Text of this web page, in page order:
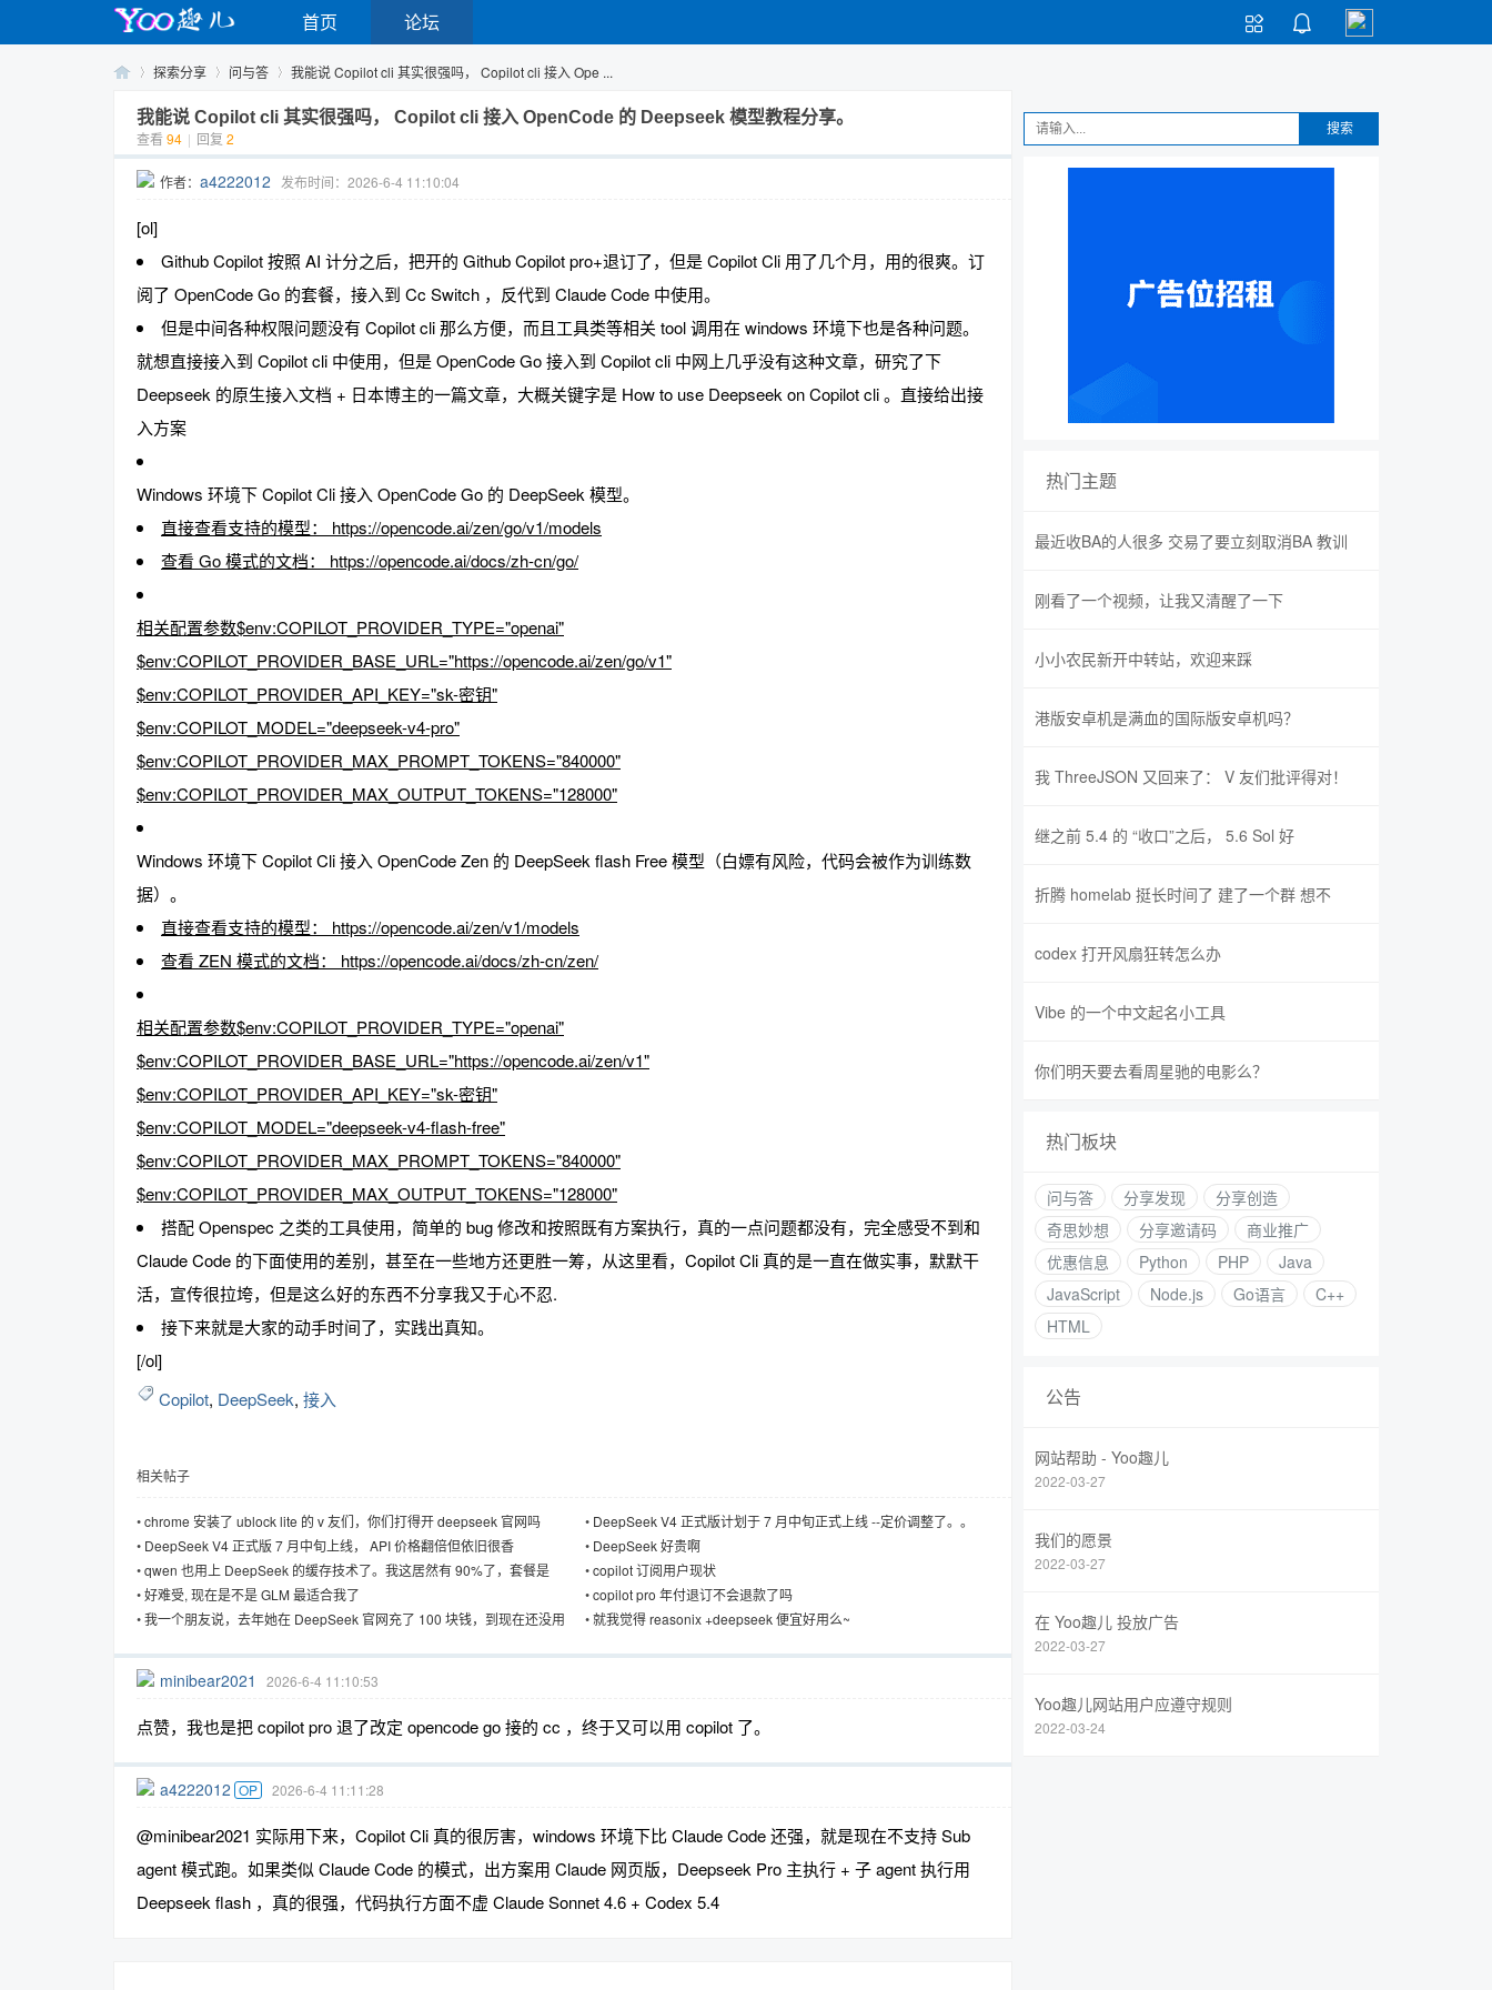


首页 论坛
探索分享 问与答 我能说 Copilot cli 其实很强吗， Copilot cli 接入 Ope ...
我能说 Copilot cli 其实很强吗， Copilot cli 接入 OpenCode 的 Deepseek 模型教程分享。
查看 94 | 回复 2
作者： a4222012 发布时间：2026-6-4 11:10:04
[ol]
Github Copilot 按照 AI 计分之后，把开的 Github Copilot pro+退订了，但是 Copilot Cli 用了几个月，用的很爽。订
阅了 OpenCode Go 的套餐，接入到 Cc Switch ，反代到 Claude Code 中使用。
但是中间各种权限问题没有 Copilot cli 那么方便，而且工具类等相关 tool 调用在 windows 环境下也是各种问题。
就想直接接入到 Copilot cli 中使用，但是 OpenCode Go 接入到 Copilot cli 中网上几乎没有这种文章，研究了下
Deepseek 的原生接入文档 + 日本博主的一篇文章，大概关键字是 How to use Deepseek on Copilot cli 。直接给出接
入方案
Windows 环境下 Copilot Cli 接入 OpenCode Go 的 DeepSeek 模型。
直接查看支持的模型： https://opencode.ai/zen/go/v1/models
查看 Go 模式的文档： https://opencode.ai/docs/zh-cn/go/
相关配置参数$env:COPILOT_PROVIDER_TYPE="openai"
$env:COPILOT_PROVIDER_BASE_URL="https://opencode.ai/zen/go/v1"
$env:COPILOT_PROVIDER_API_KEY="sk-密钥"
$env:COPILOT_MODEL="deepseek-v4-pro"
$env:COPILOT_PROVIDER_MAX_PROMPT_TOKENS="840000"
$env:COPILOT_PROVIDER_MAX_OUTPUT_TOKENS="128000"
Windows 环境下 Copilot Cli 接入 OpenCode Zen 的 DeepSeek flash Free 模型（白嫖有风险，代码会被作为训练数
据）。
直接查看支持的模型： https://opencode.ai/zen/v1/models
查看 ZEN 模式的文档： https://opencode.ai/docs/zh-cn/zen/
相关配置参数$env:COPILOT_PROVIDER_TYPE="openai"
$env:COPILOT_PROVIDER_BASE_URL="https://opencode.ai/zen/v1"
$env:COPILOT_PROVIDER_API_KEY="sk-密钥"
$env:COPILOT_MODEL="deepseek-v4-flash-free"
$env:COPILOT_PROVIDER_MAX_PROMPT_TOKENS="840000"
$env:COPILOT_PROVIDER_MAX_OUTPUT_TOKENS="128000"
搭配 Openspec 之类的工具使用，简单的 bug 修改和按照既有方案执行，真的一点问题都没有，完全感受不到和
Claude Code 的下面使用的差别，甚至在一些地方还更胜一筹，从这里看，Copilot Cli 真的是一直在做实事，默默干
活，宣传很拉垮，但是这么好的东西不分享我又于心不忍.
接下来就是大家的动手时间了，实践出真知。
[/ol]
Copilot, DeepSeek, 接入
相关帖子
•chrome 安装了 ublock lite 的 v 友们，你们打得开 deepseek 官网吗 • DeepSeek V4 正式版计划于 7 月中旬正式上线 --定价调整了。。
• DeepSeek V4 正式版 7 月中旬上线， API 价格翻倍但依旧很香 • DeepSeek 好贵啊
•qwen 也用上 DeepSeek 的缓存技术了。我这居然有 90%了，套餐是
coding plan 的 qwen3.7 plus
•copilot 订阅用户现状
•好难受, 现在是不是 GLM 最适合我了 •copilot pro 年付退订不会退款了吗
•我一个朋友说，去年她在 DeepSeek 官网充了 100 块钱，到现在还没用
•就我觉得 reasonix +deepseek 便宜好用么~
minibear2021 2026-6-4 11:10:53
点赞，我也是把 copilot pro 退了改定 opencode go 接的 cc ，终于又可以用 copilot 了。
a4222012 OP 2026-6-4 11:11:28
@minibear2021 实际用下来，Copilot Cli 真的很厉害，windows 环境下比 Claude Code 还强，就是现在不支持 Sub
agent 模式跑。如果类似 Claude Code 的模式，出方案用 Claude 网页版，Deepseek Pro 主执行 + 子 agent 执行用
Deepseek flash ，真的很强，代码执行方面不虚 Claude Sonnet 4.6 + Codex 5.4
搜索
热门主题
最近收BA的人很多 交易了要立刻取消BA 教训
刚看了一个视频，让我又清醒了一下
小小农民新开中转站，欢迎来踩
港版安卓机是满血的国际版安卓机吗？
我 ThreeJSON 又回来了： V 友们批评得对！
继之前 5.4 的 “收口”之后， 5.6 Sol 好
折腾 homelab 挺长时间了 建了一个群 想不
codex 打开风扇狂转怎么办
Vibe 的一个中文起名小工具
你们明天要去看周星驰的电影么？
热门板块
问与答 分享发现
分享创造
奇思妙想
分享邀请码
商业推广
优惠信息
Python PHP
Java
JavaScript
Node.js Go语言
C++
HTML
公告
网站帮助 - Yoo趣儿
2022-03-27
我们的愿景
2022-03-27
在 Yoo趣儿 投放广告
2022-03-27
Yoo趣儿网站用户应遵守规则
2022-03-24